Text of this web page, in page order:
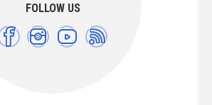
FOLLOW US